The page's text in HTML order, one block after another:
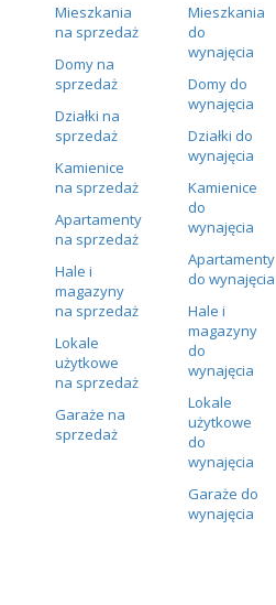
Mieszkania
na sprzedaż
Domy na
sprzedaż
Działki na
sprzedaż
Kamienice
na sprzedaż
Apartamenty
na sprzedaż
Hale i
magazyny
na sprzedaż
Lokale
użytkowe
na sprzedaż
Garaże na
sprzedaż
Mieszkania
do
wynajęcia
Domy do
wynajęcia
Działki do
wynajęcia
Kamienice
do
wynajęcia
Apartamenty
do wynajęcia
Hale i
magazyny
do
wynajęcia
Lokale
użytkowe
do
wynajęcia
Garaże do
wynajęcia